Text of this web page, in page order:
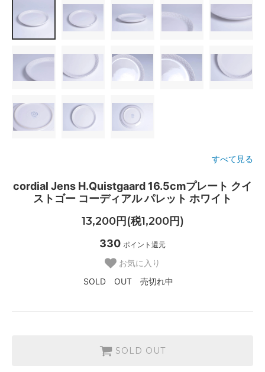
すべて見る
cordial Jens H.Quistgaard 16.5cmプレート クイ
ストゴー コーディアル パレット ホワイト
13,200円(税1,200円)
330 ポイント還元
お気に入り
SOLD OUT 売切れ中
SOLD OUT